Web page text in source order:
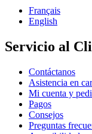
Français
English
Servicio al
Contáctanos
Asistencia en
Mi cuenta y
Pagos
Consejos
Preguntas